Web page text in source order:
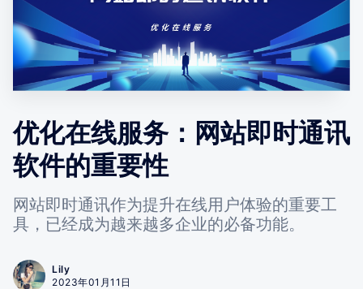
Search 美洽博客
优化在线服务：网站即时通讯
软件的重要性
网站即时通讯作为提升在线用户体验的重要工
具，已经成为越来越多企业的必备功能。
Lily
2023年01月11日